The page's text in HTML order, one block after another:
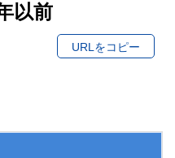
以前
URLをコピー